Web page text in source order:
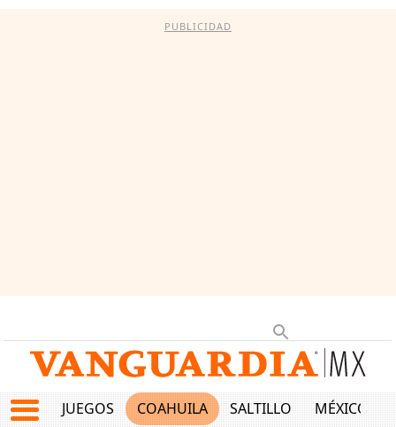
PUBLICIDAD
JUEGOS COAHUILA SALTILLO MÉXICO